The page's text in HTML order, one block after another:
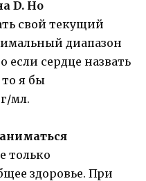
D. Но
свой текущий
диапазон
если сердце назвать
я бы
мл.
только
здоровье. При